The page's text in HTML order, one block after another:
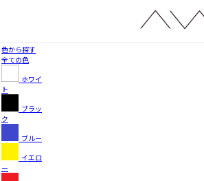
色から探す
全ての色
ホワイ
ト
ブラッ
ク
ブルー
イエロ
ー